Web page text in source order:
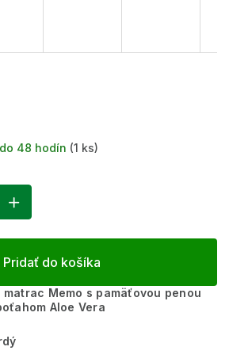
48 hodín (1 ks)
Pridať do košíka
Memo s pamäťovou penou
Aloe Vera